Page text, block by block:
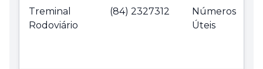
Treminal
Rodoviário
(84) 2327312
Números
Úteis